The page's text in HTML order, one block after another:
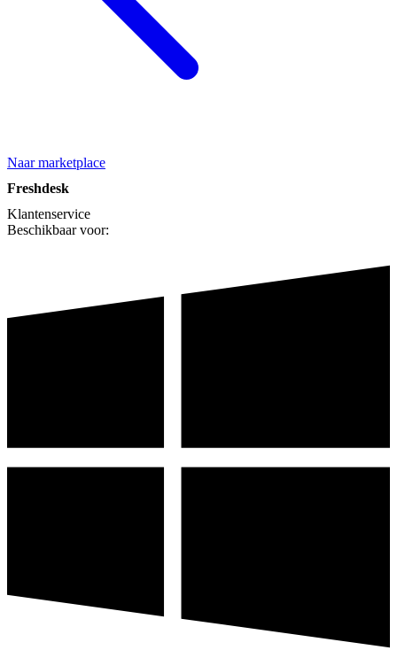
Naar marketplace
Freshdesk
Klantenservice
Beschikbaar voor: